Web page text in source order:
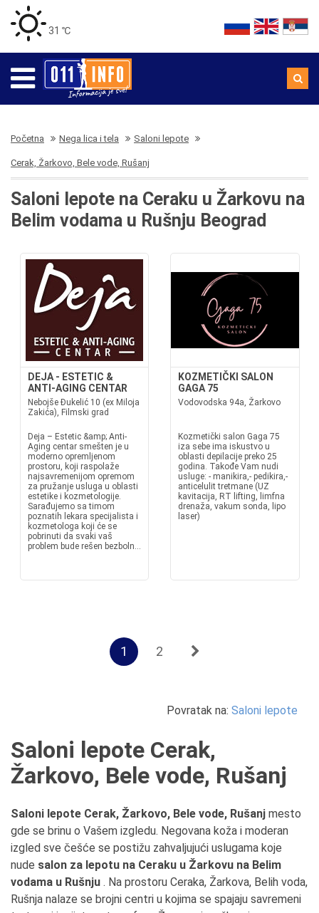
31 ℃
Početna Nega lica i tela Saloni lepote
Cerak, Žarkovo, Bele vode, Rušanj
Saloni lepote na Ceraku u Žarkovu na
Belim vodama u Rušnju Beograd
DEJA - ESTETIC &
ANTI-AGING CENTAR
Nebojše Đukelić 10 (ex Miloja
Zakića), Filmski grad
Deja – Estetic &amp; Anti-
Aging centar smešten je u
moderno opremljenom
prostoru, koji raspolaže
najsavremenijom opremom
za pružanje usluga u oblasti
estetike i kozmetologije.
Sarađujemo sa timom
poznatih lekara specijalista i
kozmetologa koji će se
pobrinuti da svaki vaš
problem bude rešen bezboln...
KOZMETIČKI SALON
GAGA 75
Vodovodska 94a, Žarkovo
Kozmetički salon Gaga 75
iza sebe ima iskustvo u
oblasti depilacije preko 25
godina. Takođe Vam nudi
usluge: - manikira,- pedikira,-
anticelulit tretmane (UZ
kavitacija, RT lifting, limfna
drenaža, vakum sonda, lipo
laser)
1 2
Povratak na: Saloni lepote
Saloni lepote Cerak,
Žarkovo, Bele vode, Rušanj
Saloni lepote Cerak, Žarkovo, Bele vode, Rušanj mesto
gde se brinu o Vašem izgledu. Negovana koža i moderan
izgled sve češće se postižu zahvaljujući uslugama koje
nude salon za lepotu na Ceraku u Žarkovu na Belim
vodama u Rušnju . Na prostoru Ceraka, Žarkova, Belih voda,
Rušnja nalaze se brojni centri u kojima se spajaju savremeni